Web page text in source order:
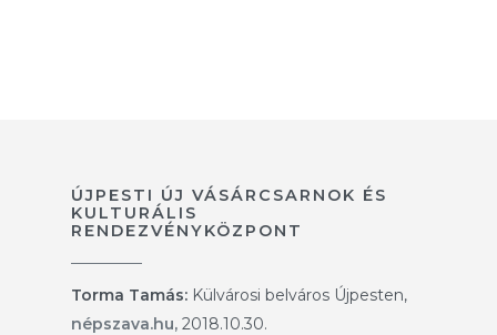
ÚJPESTI ÚJ VÁSÁRCSARNOK ÉS
KULTURÁLIS
RENDEZVÉNYKÖZPONT
Torma Tamás: Külvárosi belváros Újpesten,
népszava.hu, 2018.10.30.